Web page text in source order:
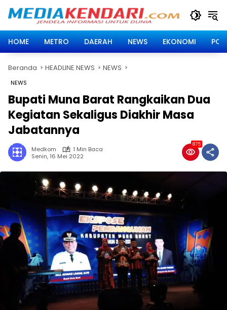
HOME
METRO DAERAH NEWS EKONOMI
Beranda HEADLINE NEWS NEWS
NEWS
Bupati Muna Barat Rangkaikan Dua
Kegiatan Sekaligus Diakhir Masa
Jabatannya
Medkom
1 Min Baca
Senin, 16 Mei 2022
875